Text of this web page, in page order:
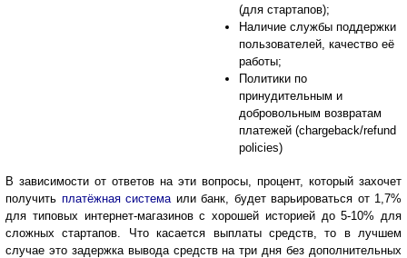
(для стартапов);
Наличие службы поддержки
пользователей, качество её
работы;
Политики по
принудительным и
добровольным возвратам
платежей (chargeback/refund
policies)
В зависимости от ответов на эти вопросы, процент, который захочет
получить платёжная система или банк, будет варьироваться от 1,7%
для типовых интернет-магазинов с хорошей историей до 5-10% для
сложных стартапов. Что касается выплаты средств, то в лучшем
случае это задержка вывода средств на три дня без дополнительных